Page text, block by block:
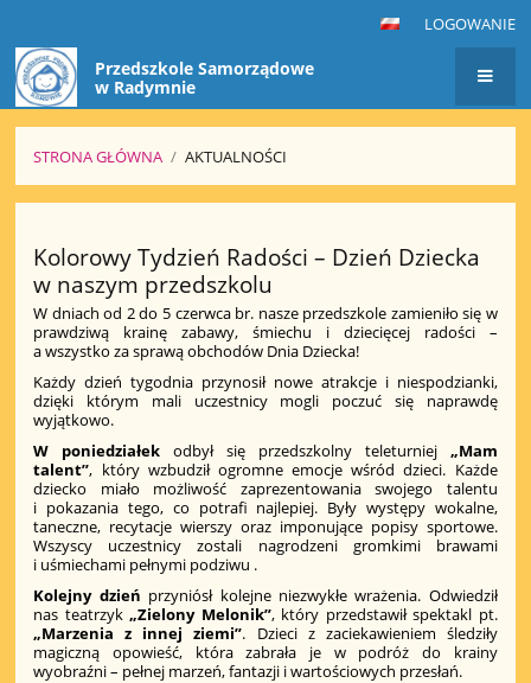
LOGOWANIE
Przedszkole Samorządowe
w Radymnie
STRONA GŁÓWNA / AKTUALNOŚCI
Kolorowy Tydzień Radości – Dzień Dziecka
w naszym przedszkolu
W dniach od 2 do 5 czerwca br. nasze przedszkole zamieniło się w
prawdziwą krainę zabawy, śmiechu i dziecięcej radości –
a wszystko za sprawą obchodów Dnia Dziecka!
Każdy dzień tygodnia przynosił nowe atrakcje i niespodzianki,
dzięki którym mali uczestnicy mogli poczuć się naprawdę
wyjątkowo.
W poniedziałek odbył się przedszkolny teleturniej „Mam
talent”, który wzbudził ogromne emocje wśród dzieci. Każde
dziecko miało możliwość zaprezentowania swojego talentu
i pokazania tego, co potrafi najlepiej. Były występy wokalne,
taneczne, recytacje wierszy oraz imponujące popisy sportowe.
Wszyscy uczestnicy zostali nagrodzeni gromkimi brawami
i uśmiechami pełnymi podziwu .
Kolejny dzień przyniósł kolejne niezwykłe wrażenia. Odwiedził
nas teatrzyk„Zielony Melonik”, który przedstawił spektakl pt.
„Marzenia z innej ziemi”. Dzieci z zaciekawieniem śledziły
magiczną opowieść, która zabrała je w podróż do krainy
wyobraźni – pełnej marzeń, fantazji i wartościowych przesłań.